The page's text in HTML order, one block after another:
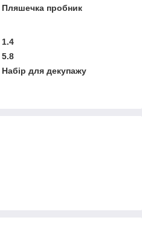
Пляшечка пробник
1.4
5.8
Набір для декупажу